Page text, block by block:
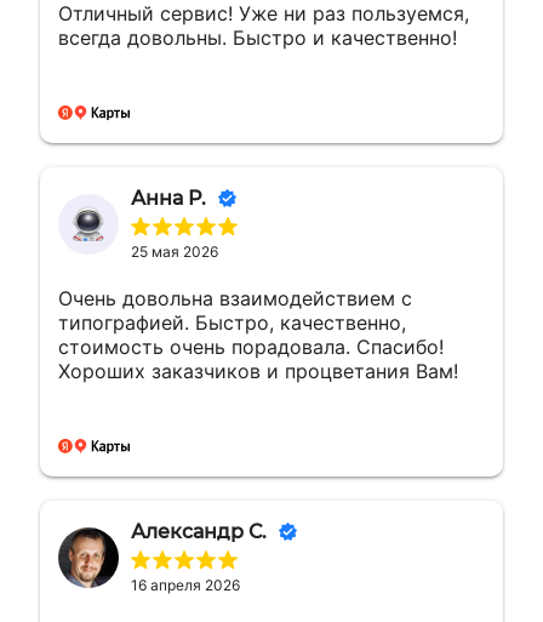
Отличный сервис! Уже ни раз пользуемся,
всегда довольны. Быстро и качественно!
Анна Р.
25 мая 2026
Очень довольна взаимодействием с
типографией. Быстро, качественно,
стоимость очень порадовала. Спасибо!
Хороших заказчиков и процветания Вам!
Александр С.
16 апреля 2026